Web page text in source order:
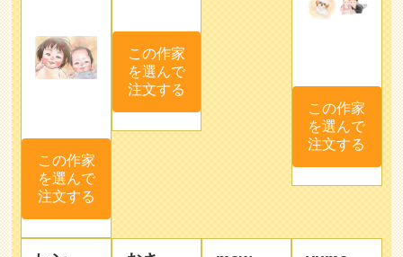
この作家
を選んで
注文する
この作家
を選んで
注文する
この作家
を選んで
注文する